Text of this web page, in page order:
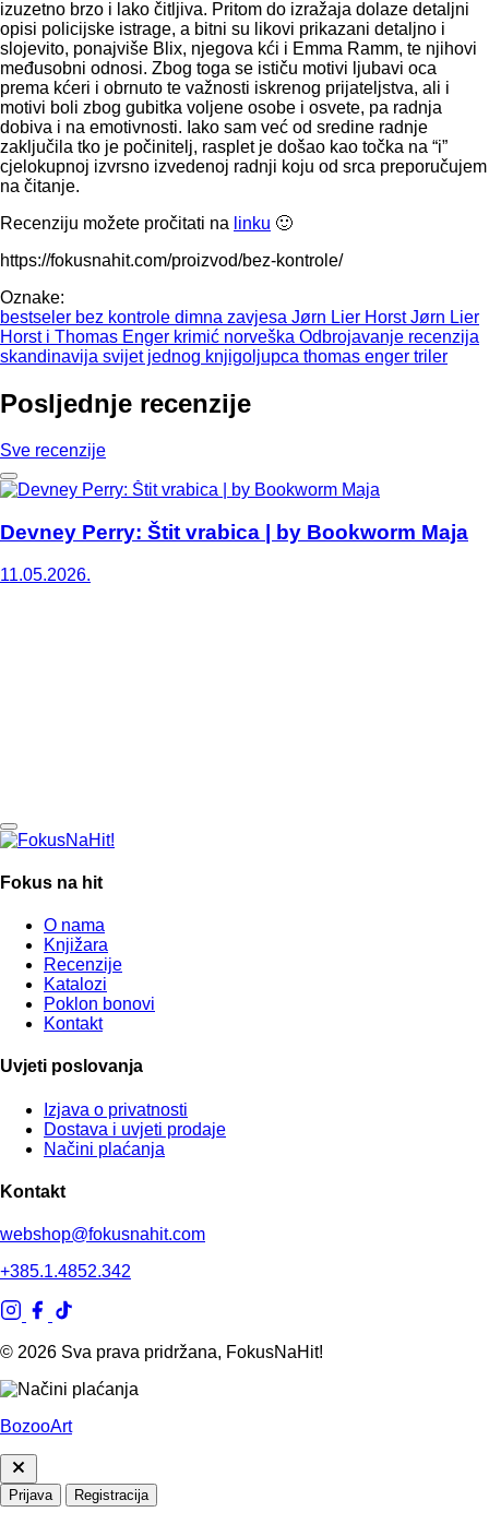
izuzetno brzo i lako čitljiva. Pritom do izražaja dolaze detaljni
opisi policijske istrage, a bitni su likovi prikazani detaljno i
slojevito, ponajviše Blix, njegova kći i Emma Ramm, te njihovi
međusobni odnosi. Zbog toga se ističu motivi ljubavi oca
prema kćeri i obrnuto te važnosti iskrenog prijateljstva, ali i
motivi boli zbog gubitka voljene osobe i osvete, pa radnja
dobiva i na emotivnosti. Iako sam već od sredine radnje
zaključila tko je počinitelj, rasplet je došao kao točka na “i”
cjelokupnoj izvrsno izvedenoj radnji koju od srca preporučujem
na čitanje.
Recenziju možete pročitati na linku 🙂
https://fokusnahit.com/proizvod/bez-kontrole/
Oznake:
bestseler bez kontrole dimna zavjesa Jørn Lier HorstJørn Lier
Horst i Thomas Enger krimić norveška Odbrojavanje recenzija
skandinavija svijet jednog knjigoljupca thomas enger triler
Posljednje recenzije
Sve recenzije
Devney Perry: Štit vrabica | by Bookworm Maja
11.05.2026.
Fokus na hit
O nama
Knjižara
Recenzije
Katalozi
Poklon bonovi
Kontakt
Uvjeti poslovanja
Izjava o privatnosti
Dostava i uvjeti prodaje
Načini plaćanja
Kontakt
webshop@fokusnahit.com
+385.1.4852.342
© 2026 Sva prava pridržana, FokusNaHit!
BozooArt
Prijava Registracija